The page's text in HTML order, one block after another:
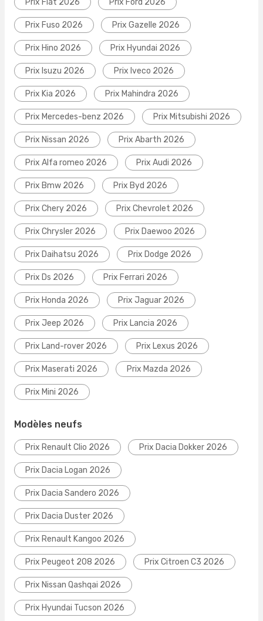
Prix Fiat 2026 Prix Ford 2026
Prix Fuso 2026 Prix Gazelle 2026
Prix Hino 2026 Prix Hyundai 2026
Prix Isuzu 2026 Prix Iveco 2026
Prix Kia 2026 Prix Mahindra 2026
Prix Mercedes-benz 2026 Prix Mitsubishi 2026
Prix Nissan 2026 Prix Abarth 2026
Prix Alfa romeo 2026 Prix Audi 2026
Prix Bmw 2026 Prix Byd 2026
Prix Chery 2026 Prix Chevrolet 2026
Prix Chrysler 2026 Prix Daewoo 2026
Prix Daihatsu 2026 Prix Dodge 2026
Prix Ds 2026 Prix Ferrari 2026
Prix Honda 2026 Prix Jaguar 2026
Prix Jeep 2026 Prix Lancia 2026
Prix Land-rover 2026 Prix Lexus 2026
Prix Maserati 2026 Prix Mazda 2026
Prix Mini 2026
Modèles neufs
Prix Renault Clio 2026 Prix Dacia Dokker 2026
Prix Dacia Logan 2026
Prix Dacia Sandero 2026
Prix Dacia Duster 2026
Prix Renault Kangoo 2026
Prix Peugeot 208 2026 Prix Citroen C3 2026
Prix Nissan Qashqai 2026
Prix Hyundai Tucson 2026